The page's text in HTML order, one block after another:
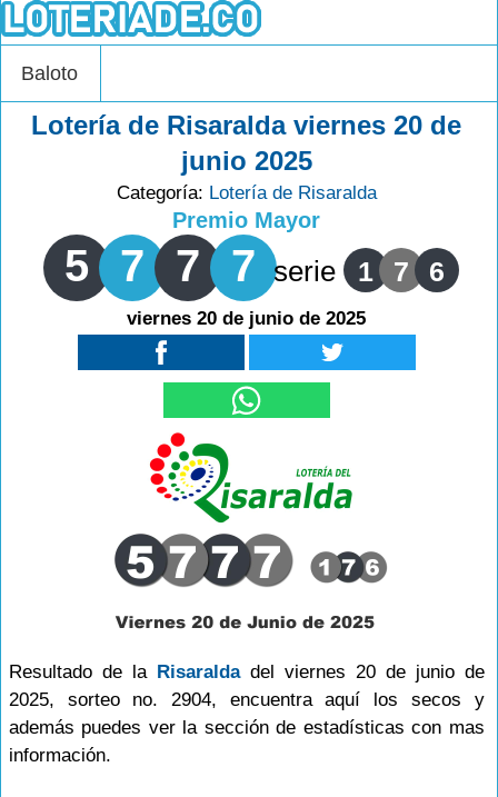
Baloto
Lotería de Risaralda viernes 20 de
junio 2025
Categoría: Lotería de Risaralda
Premio Mayor
5 7 7 7 serie 1 7 6
viernes 20 de junio de 2025
Resultado de la Risaraldadel viernes 20 de junio de
2025, sorteo no. 2904, encuentra aquí los secos y
además puedes ver la sección de estadísticas con mas
información.